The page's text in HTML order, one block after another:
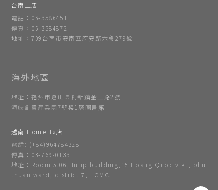
台南二店
電話：06-3586451
傳真：06-3584872
地址：709台南市安南區府安路六段279號
地址：福州市倉山區創新鎮金工路2號
海峽創意產業園7號樓1層圖書館
越南 Home Ta店
電話: (+84)964784328
傳真：03-769-0133
地址：Room 5.06, tulip building,15 Hoang Quoc viet, phu
thuan ward, district 7, HCMC.